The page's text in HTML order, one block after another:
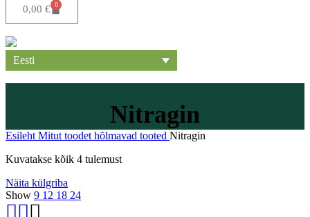
0,00 € 0
Eesti
Nitragin
Esileht Mitut toodet hõlmavad tooted Nitragin
Kuvatakse kõik 4 tulemust
Näita külgriba
Show 9 12 18 24